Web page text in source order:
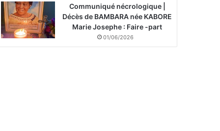
Communiqué nécrologique |
Décès de BAMBARA née KABORE
Marie Josephe : Faire -part
01/06/2026